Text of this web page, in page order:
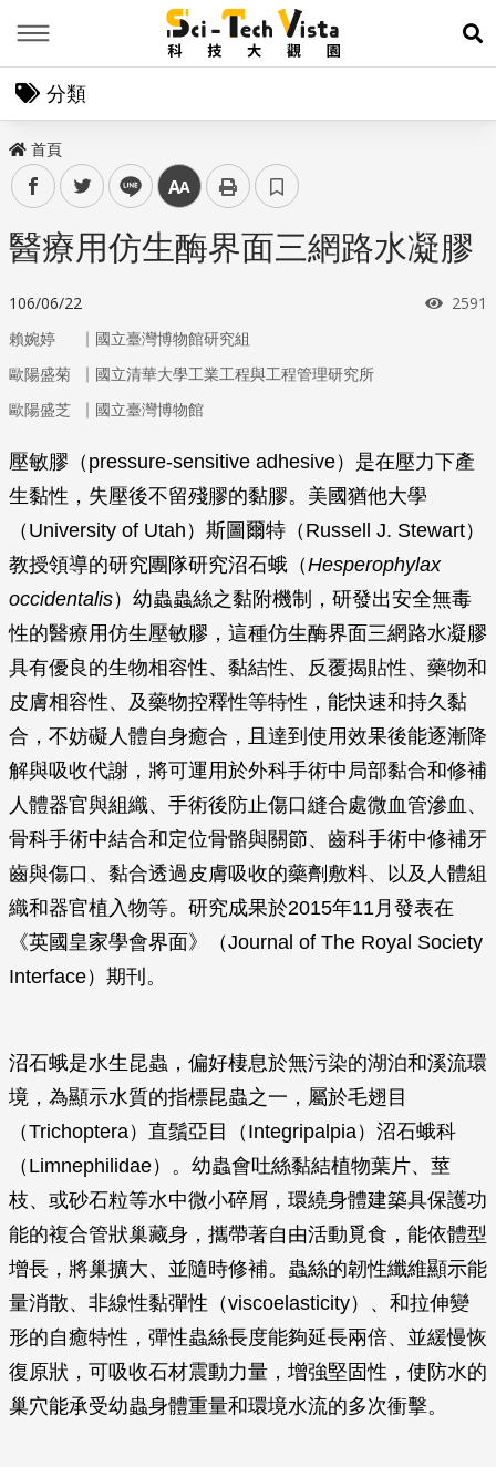
展
分類
首頁
facebooktwitter line 中
醫療用仿生酶界面三網路水凝膠
106/06/22 瀏覽
2591
賴婉婷 ｜ 國立臺灣博物館研究組
歐陽盛菊
｜ 國立清華大學工業工程與工程管理研究所
歐陽盛芝
｜ 國立臺灣博物館
壓敏膠（pressure-sensitive adhesive）是在壓力下產
生黏性，失壓後不留殘膠的黏膠。美國猶他大學
（University of Utah）斯圖爾特（Russell J. Stewart）
教授領導的研究團隊研究沼石蛾（Hesperophylax
occidentalis）幼蟲蟲絲之黏附機制，研發出安全無毒
性的醫療用仿生壓敏膠，這種仿生酶界面三網路水凝膠
具有優良的生物相容性、黏結性、反覆揭貼性、藥物和
皮膚相容性、及藥物控釋性等特性，能快速和持久黏
合，不妨礙人體自身癒合，且達到使用效果後能逐漸降
解與吸收代謝，將可運用於外科手術中局部黏合和修補
人體器官與組織、手術後防止傷口縫合處微血管滲血、
骨科手術中結合和定位骨骼與關節、齒科手術中修補牙
齒與傷口、黏合透過皮膚吸收的藥劑敷料、以及人體組
織和器官植入物等。研究成果於2015年11月發表在
《英國皇家學會界面》（Journal of The Royal Society
Interface）期刊。
沼石蛾是水生昆蟲，偏好棲息於無污染的湖泊和溪流環
境，為顯示水質的指標昆蟲之一，屬於毛翅目
（Trichoptera）直鬚亞目（Integripalpia）沼石蛾科
（Limnephilidae）。幼蟲會吐絲黏結植物葉片、莖
枝、或砂石粒等水中微小碎屑，環繞身體建築具保護功
能的複合管狀巢藏身，攜帶著自由活動覓食，能依體型
增長，將巢擴大、並隨時修補。蟲絲的韌性纖維顯示能
量消散、非線性黏彈性（viscoelasticity）、和拉伸變
形的自癒特性，彈性蟲絲長度能夠延長兩倍、並緩慢恢
復原狀，可吸收石材震動力量，增強堅固性，使防水的
巢穴能承受幼蟲身體重量和環境水流的多次衝擊。